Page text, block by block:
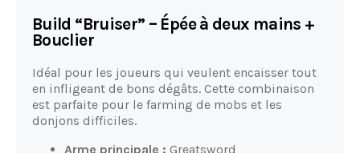
Build “Bruiser” – Épée à deux mains +
Bouclier
Idéal pour les joueurs qui veulent encaisser tout
en infligeant de bons dégâts. Cette combinaison
est parfaite pour le farming de mobs et les
donjons difficiles.
Arme principale : Greatsword